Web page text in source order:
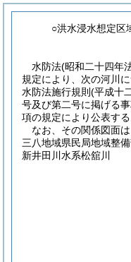
○洪水浸水想定区
水防法(昭和二十四年
規定により、次の河川
水防法施行規則(平成十
号及び第二号に掲げる
項の規定により公表する
なお、その関係図面
三八地域県民局地域整
新井田川水系松舘川